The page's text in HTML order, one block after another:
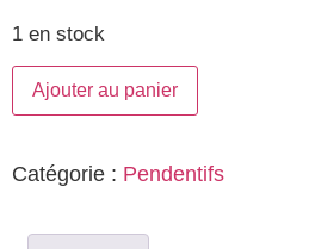
1 en stock
Ajouter au panier
Catégorie : Pendentifs